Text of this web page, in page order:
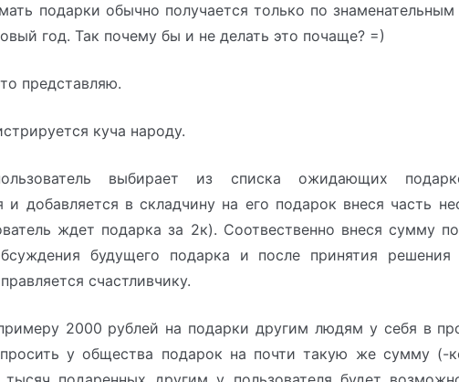
подарки обычно получается только по
год. Так почему бы и не делать это почаще? =)
представляю.
куча народу.
выбирает из списка ожидающих
и добавляется в складчину на его подарок внеся часть
ждет подарка за 2к). Соотвественно внеся сумму
будущего подарка и после принятия
счастливчику.
2000 рублей на подарки другим людям у себя в
у общества подарок на почти такую же сумму (-